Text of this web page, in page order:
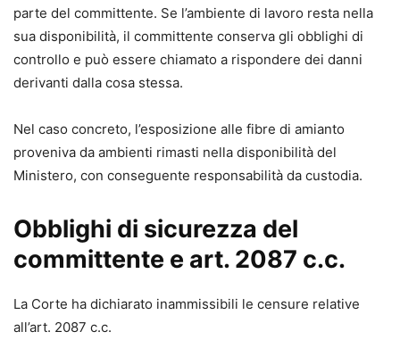
e alle eventuali ulteriori novità normative.
Acquista subito il formulario per avere a disposizione
modelli completi, personalizzabili e già sperimentati in
giudizio, aggiornati alle ultime riforme: uno strumento
e conformi al nuovo quadro normativo, senza rischiare di
lavorare su schemi superati.
parte del committente. Se l’ambiente di lavoro resta nella
sua disponibilità, il committente conserva gli obblighi di
controllo e può essere chiamato a rispondere dei danni
derivanti dalla cosa stessa.
Nel caso concreto, l’esposizione alle fibre di amianto
proveniva da ambienti rimasti nella disponibilità del
Ministero, con conseguente responsabilità da custodia.
Obblighi di sicurezza del
committente e art. 2087 c.c.
La Corte ha dichiarato inammissibili le censure relative
all’art. 2087 c.c.